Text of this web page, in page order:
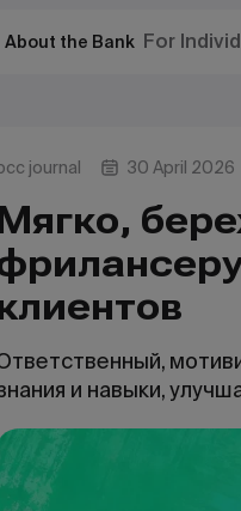
About the Bank For
journal 30 April 2026
и навыки,